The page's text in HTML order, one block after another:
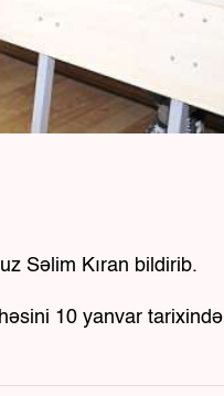
Səlim Kıran bildirib.
10 yanvar tarixində